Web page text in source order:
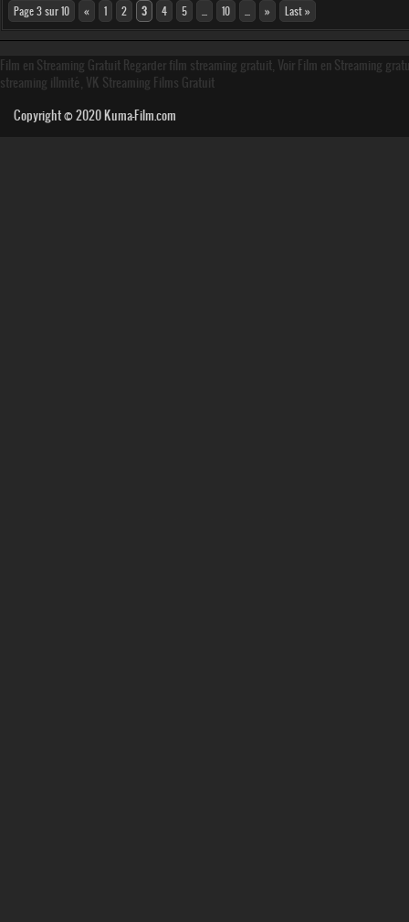
Page 3 sur 10 « 1 2 3 4 5 10 » Last »
Film en Streaming Gratuit Regarder film streaming gratuit, Voir Film en Streaming
streaming illmité, VK Streaming Films Gratuit
Copyright © 2020Kuma-Film.com